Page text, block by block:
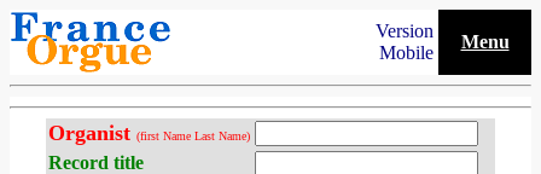
Version
Mobile
Menu
Organist (first Name Last Name)
Record title